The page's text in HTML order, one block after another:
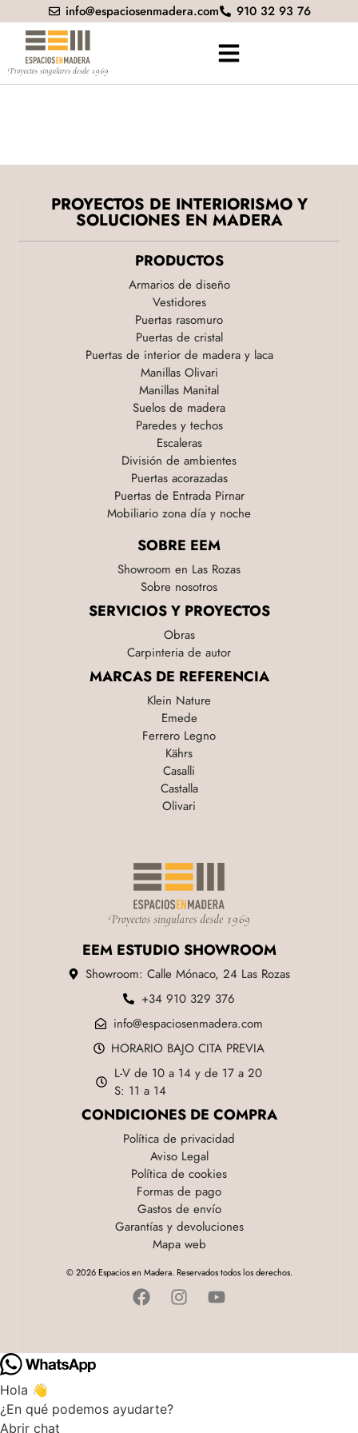
info@espaciosenmadera.com 910 32 93 76
PROYECTOS DE INTERIORISMO Y
SOLUCIONES EN MADERA
PRODUCTOS
Armarios de diseño
Vestidores
Puertas rasomuro
Puertas de cristal
Puertas de interior de madera y laca
Manillas Olivari
Manillas Manital
Suelos de madera
Paredes y techos
Escaleras
División de ambientes
Puertas acorazadas
Puertas de Entrada Pirnar
Mobiliario zona día y noche
SOBRE EEM
Showroom en Las Rozas
Sobre nosotros
SERVICIOS Y PROYECTOS
Obras
Carpinteria de autor
MARCAS DE REFERENCIA
Klein Nature
Emede
Ferrero Legno
Kährs
Casalli
Castalla
Olivari
EEM ESTUDIO SHOWROOM
Showroom: Calle Mónaco, 24 Las Rozas
+34 910 329 376
info@espaciosenmadera.com
HORARIO BAJO CITA PREVIA
L-V de 10 a 14 y de 17 a 20
S: 11 a 14
CONDICIONES DE COMPRA
Política de privacidad
Aviso Legal
Política de cookies
Formas de pago
Gastos de envío
Garantías y devoluciones
Mapa web
© 2026 Espacios en Madera. Reservados todos los derechos.
Hola 👋
¿En qué podemos ayudarte?
Abrir chat